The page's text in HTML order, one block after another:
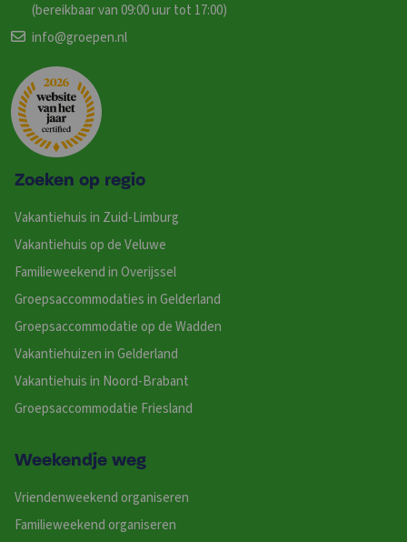
(bereikbaar van 09:00 uur tot 17:00)
info@groepen.nl
Zoeken op regio
Vakantiehuis in Zuid-Limburg
Vakantiehuis op de Veluwe
Familieweekend in Overijssel
Groepsaccommodaties in Gelderland
Groepsaccommodatie op de Wadden
Vakantiehuizen in Gelderland
Vakantiehuis in Noord-Brabant
Groepsaccommodatie Friesland
Weekendje weg
Vriendenweekend organiseren
Familieweekend organiseren